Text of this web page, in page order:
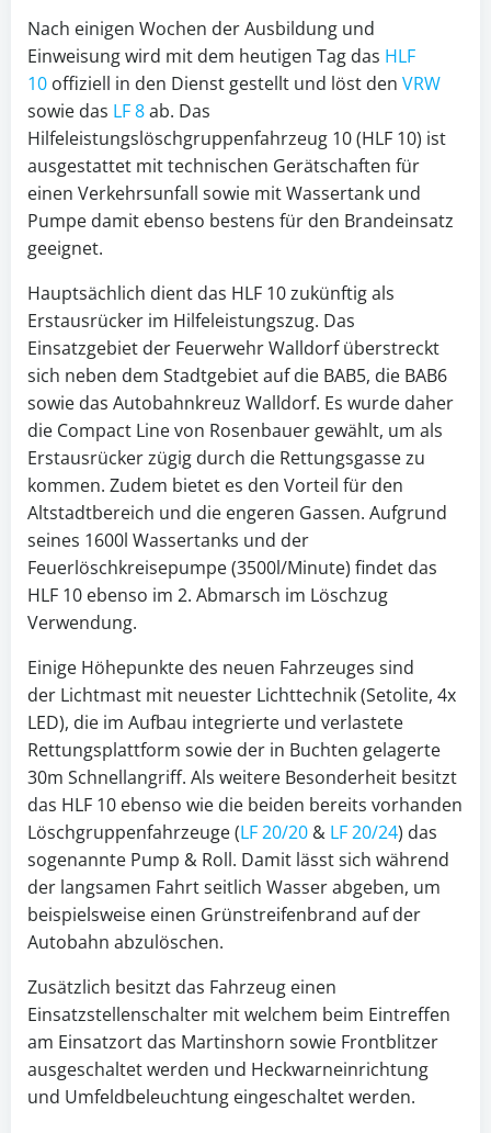
Nach einigen Wochen der Ausbildung und
Einweisung wird mit dem heutigen Tag das HLF
10 offiziell in den Dienst gestellt und löst den VRW
sowie das LF 8ab. Das
Hilfeleistungslöschgruppenfahrzeug 10 (HLF 10) ist
ausgestattet mit technischen Gerätschaften für
einen Verkehrsunfall sowie mit Wassertank und
Pumpe damit ebenso bestens für den Brandeinsatz
geeignet.
Hauptsächlich dient das HLF 10 zukünftig als
Erstausrücker im Hilfeleistungszug. Das
Einsatzgebiet der Feuerwehr Walldorf überstreckt
sich neben dem Stadtgebiet auf die BAB5, die BAB6
sowie das Autobahnkreuz Walldorf. Es wurde daher
die Compact Line von Rosenbauer gewählt, um als
Erstausrücker zügig durch die Rettungsgasse zu
kommen. Zudem bietet es den Vorteil für den
Altstadtbereich und die engeren Gassen. Aufgrund
seines 1600l Wassertanks und der
Feuerlöschkreisepumpe (3500l/Minute) findet das
HLF 10 ebenso im 2. Abmarsch im Löschzug
Verwendung.
Einige Höhepunkte des neuen Fahrzeuges sind
der Lichtmast mit neuester Lichttechnik (Setolite, 4x
LED), die im Aufbau integrierte und verlastete
Rettungsplattform sowie der in Buchten gelagerte
30m Schnellangriff. Als weitere Besonderheit besitzt
das HLF 10 ebenso wie die beiden bereits vorhanden
Löschgruppenfahrzeuge (LF 20/20 & LF 20/24) das
sogenannte Pump & Roll. Damit lässt sich während
der langsamen Fahrt seitlich Wasser abgeben, um
beispielsweise einen Grünstreifenbrand auf der
Autobahn abzulöschen.
Zusätzlich besitzt das Fahrzeug einen
Einsatzstellenschalter mit welchem beim Eintreffen
am Einsatzort das Martinshorn sowie Frontblitzer
ausgeschaltet werden und Heckwarneinrichtung
und Umfeldbeleuchtung eingeschaltet werden.